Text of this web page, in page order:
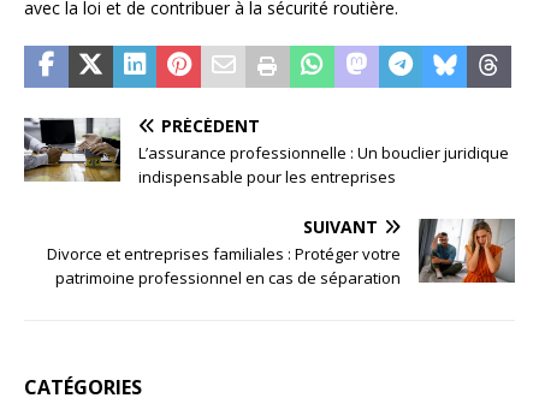
avec la loi et de contribuer à la sécurité routière.
PRÉCÉDENT
L’assurance professionnelle : Un bouclier juridique
indispensable pour les entreprises
SUIVANT
Divorce et entreprises familiales : Protéger votre
patrimoine professionnel en cas de séparation
CATÉGORIES